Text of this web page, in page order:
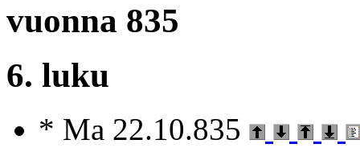
vuonna 835
6. luku
* Ma 22.10.835